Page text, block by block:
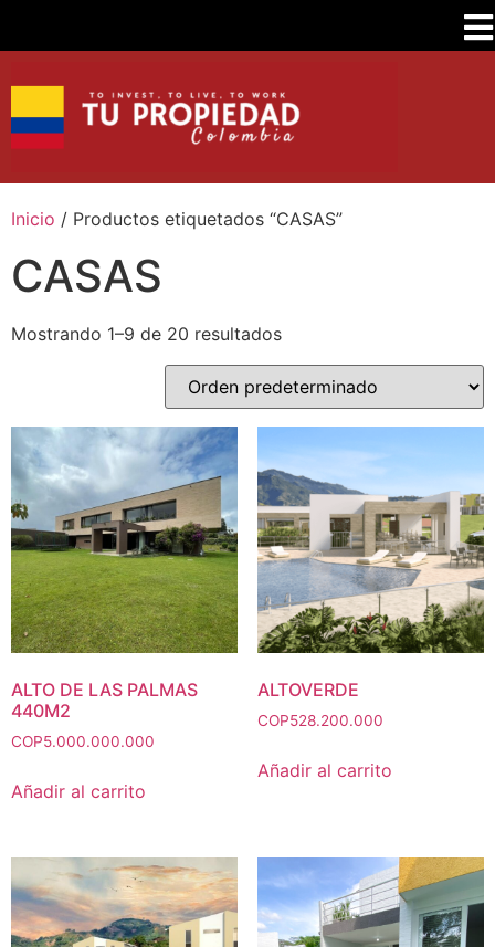
Inicio / Productos etiquetados “CASAS”
CASAS
Mostrando 1–9 de 20 resultados
ALTO DE LAS PALMAS
440M2
COP5.000.000.000
Añadir al carrito
ALTOVERDE
COP528.200.000
Añadir al carrito